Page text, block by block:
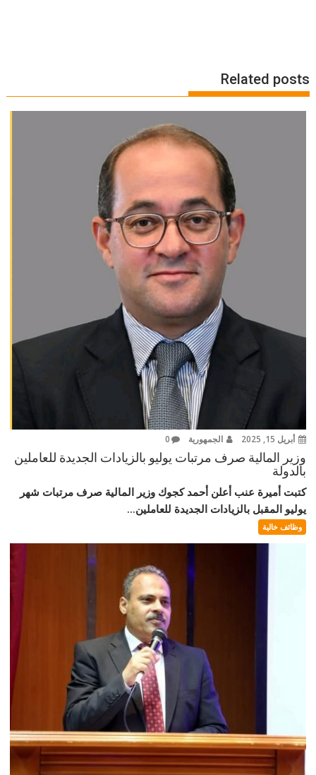
Related posts
أبريل 15, 2025 الجمهورية 0
وزير المالية صرف مرتبات يوليو بالزيادات الجديدة للعاملين
بالدولة
كتبت أميرة عنب أعلن أحمد كجوك وزير المالية صرف مرتبات شهر
يوليو المقبل بالزيادات الجديدة للعاملين...
وظائف خالية